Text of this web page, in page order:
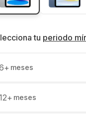
tu periodo
+ meses
+ meses